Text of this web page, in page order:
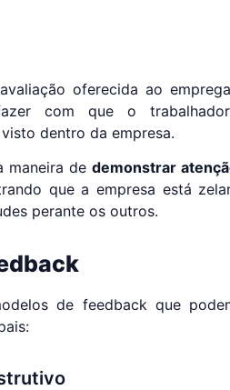
oferecida ao
com que o
dentro da empresa.
maneira de demonstrar
que a empresa está
perante os outros.
de feedback que